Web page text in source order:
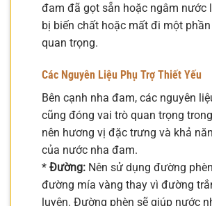
đam đã gọt sẵn hoặc ngâm nước
bị biến chất hoặc mất đi một
quan trọng.
Các Nguyên Liệu Phụ Trợ Thiết Yếu
Bên cạnh nha đam, các nguyên
cũng đóng vai trò quan trọng
nên hương vị đặc trưng và khả
của nước nha đam.
* Đường: Nên sử dụng đường
đường mía vàng thay vì đường
luyện. Đường phèn sẽ giúp nước